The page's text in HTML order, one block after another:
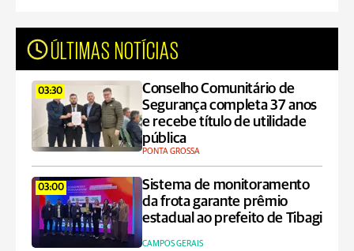
ÚLTIMAS NOTÍCIAS
03:30
Conselho Comunitário de
Segurança completa 37 anos
e recebe título de utilidade
pública
PONTA GROSSA
03:00
Sistema de monitoramento
da frota garante prêmio
estadual ao prefeito de Tibagi
CAMPOS GERAIS